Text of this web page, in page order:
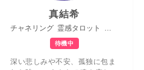
ハッピーコンサルタント
真結希
チャネリング 霊感タロット 連絡引き寄せ
待機中
深い悲しみや不安、孤独に包ま